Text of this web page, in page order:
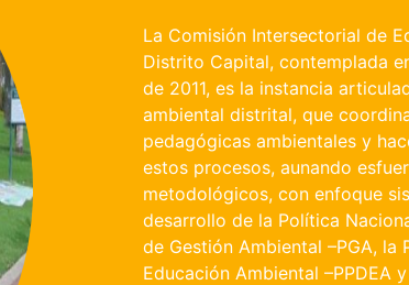
La Comisión Intersectorial de
Distrito Capital, contemplada
de 2011, es la instancia
ambiental distrital, que
pedagógicas ambientales y
estos procesos, aunando
metodológicos, con enfoque
desarrollo de la Política
de Gestión Ambiental –PGA,
Educación Ambiental –PPDEA